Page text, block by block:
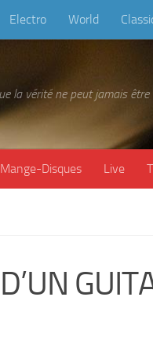
Electro World
la vérité ne peut jamais
Mange-Disques Live